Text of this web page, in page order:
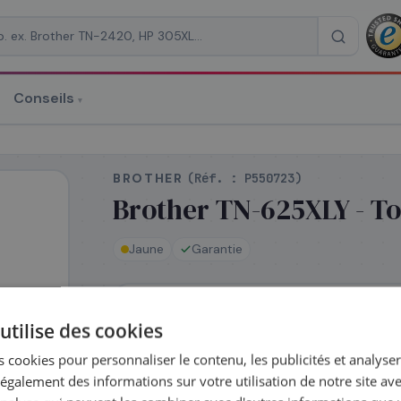
Conseils ▾
BROTHER (Réf. : P550723)
Brother TN-625XLY -
Jaune Garantie
Expédié le jour même — commandez avant
Complétez la sérieTN-625 XL
des cookies
cookies pour personnaliser le contenu, les publicités et
des informations sur votre utilisation de notre site